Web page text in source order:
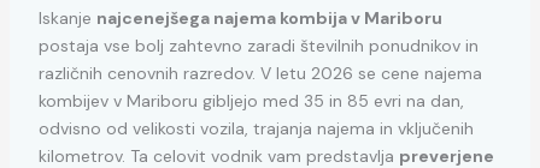
Iskanje najcenejšega najema kombija v Mariboru
postaja vse bolj zahtevno zaradi številnih ponudnikov in
različnih cenovnih razredov. V letu 2026 se cene najema
kombijev v Mariboru gibljejo med 35 in 85 evri na dan,
odvisno od velikosti vozila, trajanja najema in vključenih
kilometrov. Ta celovit vodnik vam predstavlja preverjene